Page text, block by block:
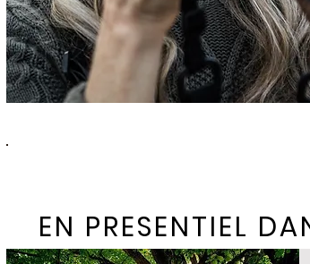
EN PRESENTIEL